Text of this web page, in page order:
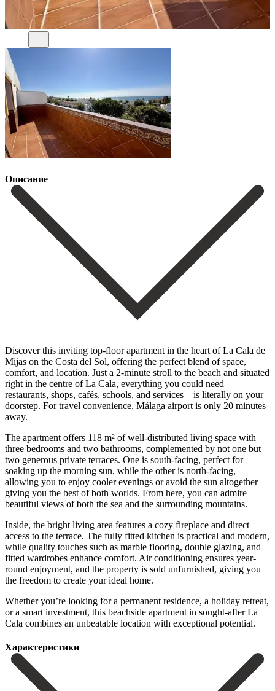
Описание
Discover this inviting top-floor apartment in the heart of La Cala de
Mijas on the Costa del Sol, offering the perfect blend of space,
comfort, and location. Just a 2-minute stroll to the beach and situated
right in the centre of La Cala, everything you could need—
restaurants, shops, cafés, schools, and services—is literally on your
doorstep. For travel convenience, Málaga airport is only 20 minutes
away.
The apartment offers 118 m² of well-distributed living space with
three bedrooms and two bathrooms, complemented by not one but
two generous private terraces. One is south-facing, perfect for
soaking up the morning sun, while the other is north-facing,
allowing you to enjoy cooler evenings or avoid the sun altogether—
giving you the best of both worlds. From here, you can admire
beautiful views of both the sea and the surrounding mountains.
Inside, the bright living area features a cozy fireplace and direct
access to the terrace. The fully fitted kitchen is practical and modern,
while quality touches such as marble flooring, double glazing, and
fitted wardrobes enhance comfort. Air conditioning ensures year-
round enjoyment, and the property is sold unfurnished, giving you
the freedom to create your ‌ideal ‌home.
Whether ‌you’re ‌looking for ‌a permanent ‌residence, a holiday retreat,
or a smart investment, ‌this beachside ‌apartment in ‌sought-after La
Cala ‌combines ‌an ‌unbeatable ‌location ‌with ‌exceptional ‌potential.
Характеристики